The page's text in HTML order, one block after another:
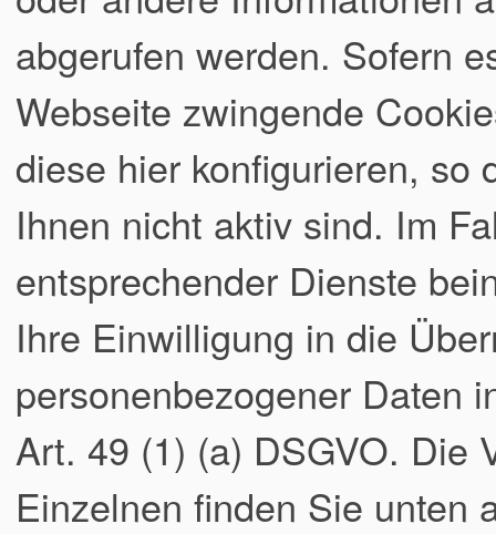
abgerufen werden. Sofern
Webseite zwingende
diese hier konfigurieren, so
Ihnen nicht aktiv sind. Im
entsprechender Dienste
Ihre Einwilligung in die
personenbezogener Daten
Art. 49 (1) (a) DSGVO. Die
Einzelnen finden Sie unten